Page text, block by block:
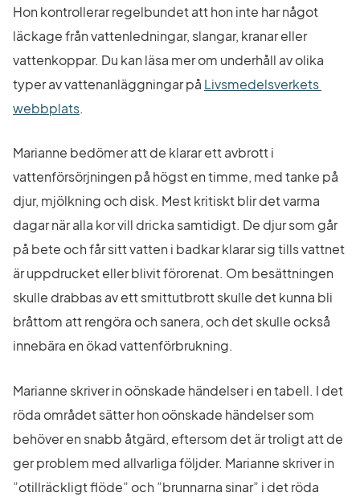
Hon kontrollerar regelbundet att hon inte har något
läckage från vattenledningar, slangar, kranar eller
vattenkoppar. Du kan läsa mer om underhåll av olika
typer av vattenanläggningar på Livsmedelsverkets
webbplatsLänk till annan webbplats.
.
Marianne bedömer att de klarar ett avbrott i
vattenförsörjningen på högst en timme, med tanke på
djur, mjölkning och disk. Mest kritiskt blir det varma
dagar när alla kor vill dricka samtidigt. De djur som går
på bete och får sitt vatten i badkar klarar sig tills vattnet
är uppdrucket eller blivit förorenat. Om besättningen
skulle drabbas av ett smittutbrott skulle det kunna bli
bråttom att rengöra och sanera, och det skulle också
innebära en ökad vattenförbrukning.
Marianne skriver in oönskade händelser i en tabell. I det
röda området sätter hon oönskade händelser som
behöver en snabb åtgärd, eftersom det är troligt att de
ger problem med allvarliga följder. Marianne skriver in
”otillräckligt flöde” och ”brunnarna sinar” i det röda